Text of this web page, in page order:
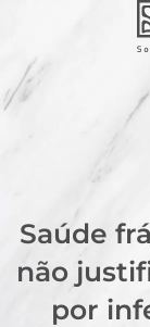
Saúde
não
por